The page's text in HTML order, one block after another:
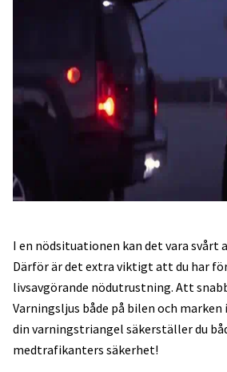
I en nödsituationen kan det vara svårt
Därför är det extra viktigt att du har
livsavgörande nödutrustning. Att
Varningsljus både på bilen och
din varningstriangel säkerställer du
medtrafikanters säkerhet!